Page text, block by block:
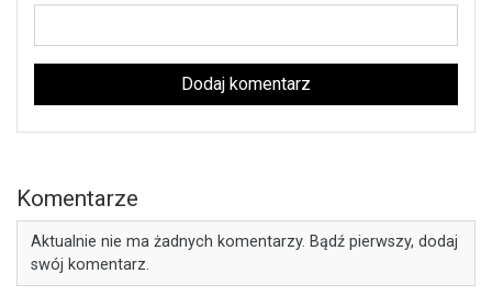
Dodaj komentarz
Komentarze
Aktualnie nie ma żadnych komentarzy. Bądź pierwszy, dodaj
swój komentarz.